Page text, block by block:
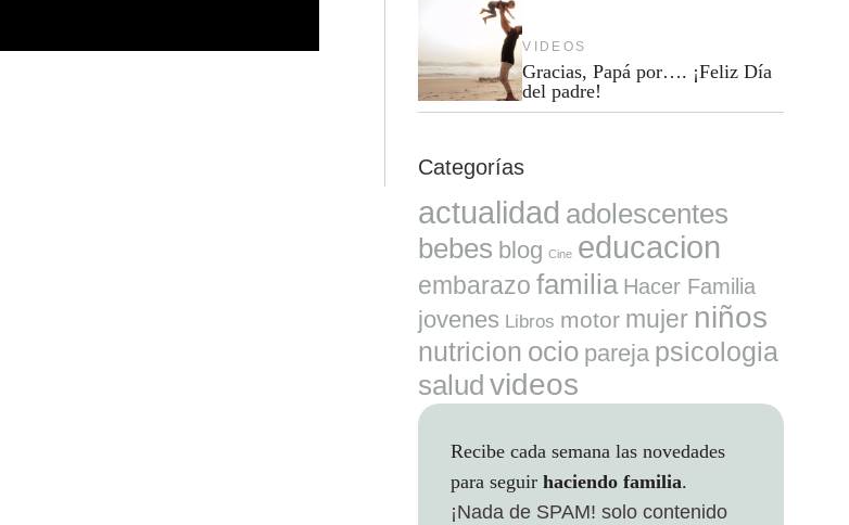
VIDEOS
Gracias, Papá por…. ¡Feliz Día
del padre!
Categorías
actualidad adolescentes
bebes blog Cine educacion
embarazo familia Hacer Familia
jovenes Libros motor mujer niños
nutricion ocio pareja psicologia
salud videos
Recibe cada semana las novedades
para seguir haciendo familia.
¡Nada de SPAM! solo contenido